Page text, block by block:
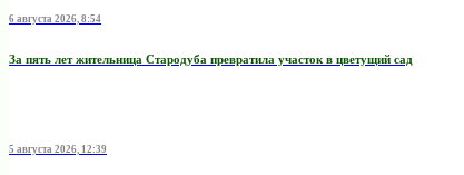
6 августа 2026, 8:54
За пять лет жительница Стародуба превратила участок в цветущий сад
5 августа 2026, 12:39